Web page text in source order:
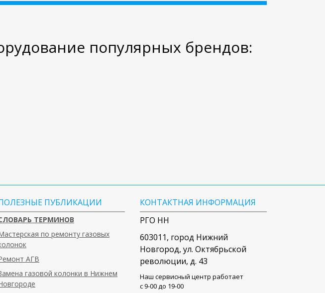
популярных брендов:
ПУБЛИКАЦИИ
ТЕРМИНОВ
по ремонту газовых
АГВ
газовой колонки в Нижнем
КОНТАКТНАЯ ИНФОРМАЦИЯ
РГО НН
603011, город Нижний
Новгород, ул. Октябрьской
революции, д. 43
Наш сервисный центр работает
c 9-00 до 19-00